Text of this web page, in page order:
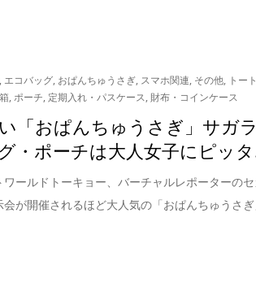
, エコバッグ, おぱんちゅうさぎ, スマホ関連, その他, トー
,ポーチ,定期入れ・パスケース,財布・コインケース
「おぱんちゅうさぎ」サガ
・ポーチは大人女子にピッ
ールドトーキョー、バーチャルレポーターの
が開催されるほど大人気の「おぱんちゅうさ